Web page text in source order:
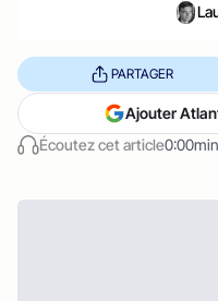
Écoutez cet article0:00min
PARTAGER
Ajouter